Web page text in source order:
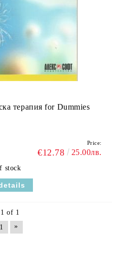
терапия for Dummies
Price:
€12.78 25.00лв.
stock
1 of 1
1 »